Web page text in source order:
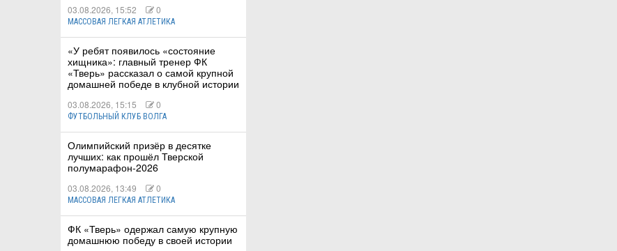
03.08.2026, 15:52 0
МАССОВАЯ ЛЕГКАЯ АТЛЕТИКА
«У ребят появилось «состояние
хищника»: главный тренер ФК
«Тверь» рассказал о самой крупной
домашней победе в клубной истории
03.08.2026, 15:15 0
ФУТБОЛЬНЫЙ КЛУБ ВОЛГА
Олимпийский призёр в десятке
лучших: как прошёл Тверской
полумарафон-2026
03.08.2026, 13:49 0
МАССОВАЯ ЛЕГКАЯ АТЛЕТИКА
ФК «Тверь» одержал самую крупную
домашнюю победу в своей истории